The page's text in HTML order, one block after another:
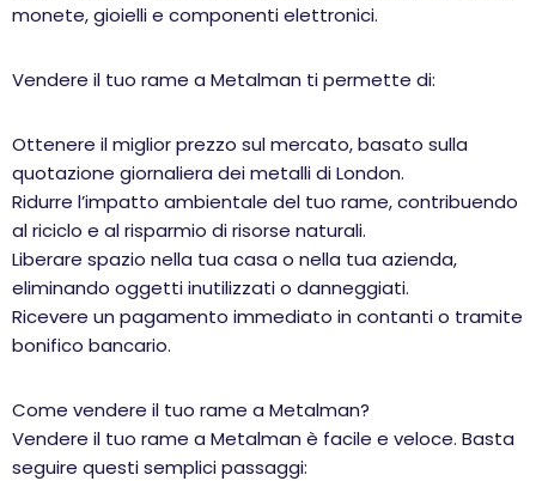
monete, gioielli e componenti elettronici.
Vendere il tuo rame a Metalman ti permette di:
Ottenere il miglior prezzo sul mercato, basato sulla
quotazione giornaliera dei metalli di London.
Ridurre l’impatto ambientale del tuo rame, contribuendo
al riciclo e al risparmio di risorse naturali.
Liberare spazio nella tua casa o nella tua azienda,
eliminando oggetti inutilizzati o danneggiati.
Ricevere un pagamento immediato in contanti o tramite
bonifico bancario.
Come vendere il tuo rame a Metalman?
Vendere il tuo rame a Metalman è facile e veloce. Basta
seguire questi semplici passaggi: